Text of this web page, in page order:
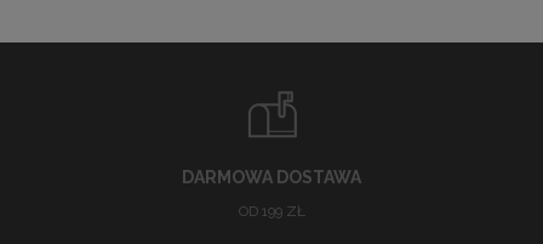
DARMOWA DOSTAWA
OD 199 ZŁ